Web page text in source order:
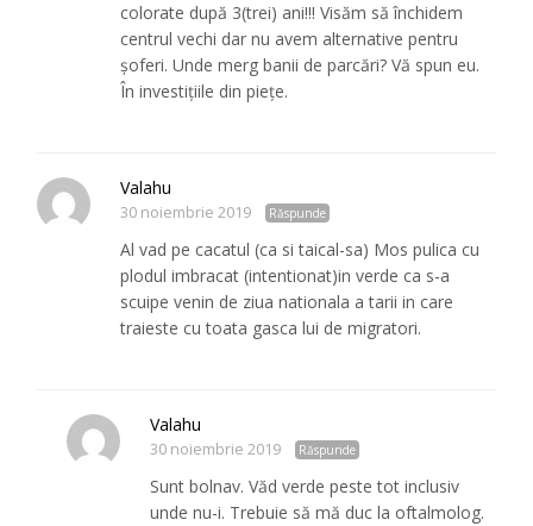
colorate după 3(trei) ani!!! Visăm să închidem
centrul vechi dar nu avem alternative pentru
șoferi. Unde merg banii de parcări? Vă spun eu.
În investițiile din piețe.
Valahu
30 noiembrie 2019 Răspunde
Al vad pe cacatul (ca si taical-sa) Mos pulica cu
plodul imbracat (intentionat)in verde ca s-a
scuipe venin de ziua nationala a tarii in care
traieste cu toata gasca lui de migratori.
Valahu
30 noiembrie 2019 Răspunde
Sunt bolnav. Văd verde peste tot inclusiv
unde nu-i. Trebuie să mă duc la oftalmolog.